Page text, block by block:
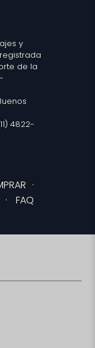
y
de la
4822-
·
· FAQ